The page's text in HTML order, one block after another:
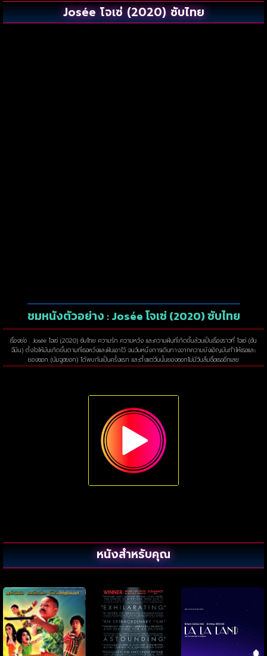
Josée โจเซ่ (2020) ซับไทย
ชมหนังตัวอย่าง : Josée โจเซ่ (2020) ซับไทย
เรื่องย่อ : Josée โจเซ่ (2020) ซับไทย ความรัก ความหวัง และความฝันที่เกิดขึ้นล้วนเป็นเรื่องราวที่ โจเซ่ (ฮัน
จีมิน) ตั้งใจให้มันเกิดขึ้นตามที่เธอหวังและฝันเอาไว้ จนวันหนึ่งการเดินทางจากความบังเอิญมันทำให้เธอและ
ยองซอก (นัมจูฮยอก) ได้พบกันเป็นครั้งแรก และตั้งแต่วันนั้นยองซอกไม่มีวันลืมชื่อเธออีกเลย
หนังสำหรับคุณ